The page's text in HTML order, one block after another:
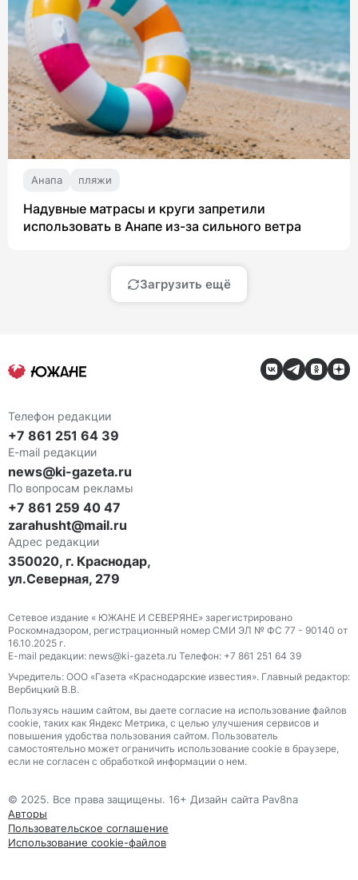
Анапа пляжи
Надувные матрасы и круги запретили
использовать в Анапе из-за сильного ветра
Загрузить ещё
Телефон редакции
+7 861 251 64 39
E-mail редакции
news@ki-gazeta.ru
По вопросам рекламы
+7 861 259 40 47
zarahusht@mail.ru
Адрес редакции
350020, г. Краснодар,
ул.Северная, 279
Сетевое издание « ЮЖАНЕ И СЕВЕРЯНЕ» зарегистрировано
Роскомнадзором, регистрационный номер СМИ ЭЛ № ФС 77 - 90140 от
16.10.2025 г.
E-mail редакции: news@ki-gazeta.ru Телефон: +7 861 251 64 39
Учредитель: ООО «Газета «Краснодарские известия». Главный редактор:
Вербицкий В.В.
Пользуясь нашим сайтом, вы даете согласие на использование файлов
сооkіе, таких как Яндекс Метрика, с целью улучшения сервисов и
повышения удобства пользования сайтом. Пользователь
самостоятельно может ограничить использование сооkіе в браузере,
если не согласен с обработкой информации о нем.
© 2025. Все права защищены. 16+ Дизайн сайта Pav8na
Авторы
Пользовательское соглашение
Использование cookie-файлов